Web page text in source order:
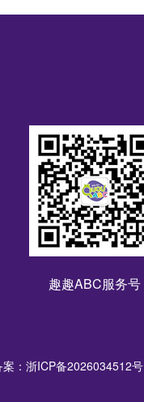
趣趣ABC服务号
：浙ICP备2026034512号